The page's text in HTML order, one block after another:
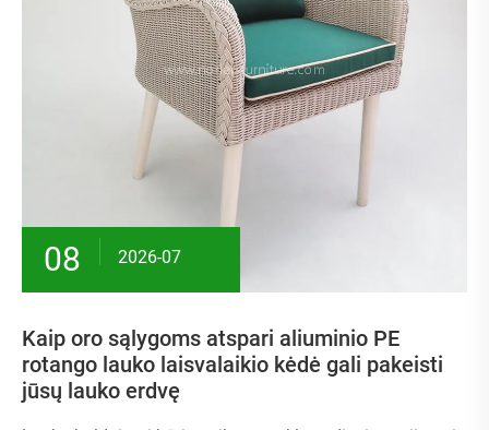
08 2026-07
Kaip oro sąlygoms atspari aliuminio PE
rotango lauko laisvalaikio kėdė gali pakeisti
jūsų lauko erdvę